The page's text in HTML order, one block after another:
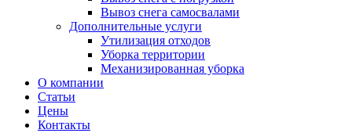
Вывоз снега самосвалами
Дополнительные услуги
Утилизация отходов
Уборка территории
Механизированная уборка
О компании
Статьи
Цены
Контакты